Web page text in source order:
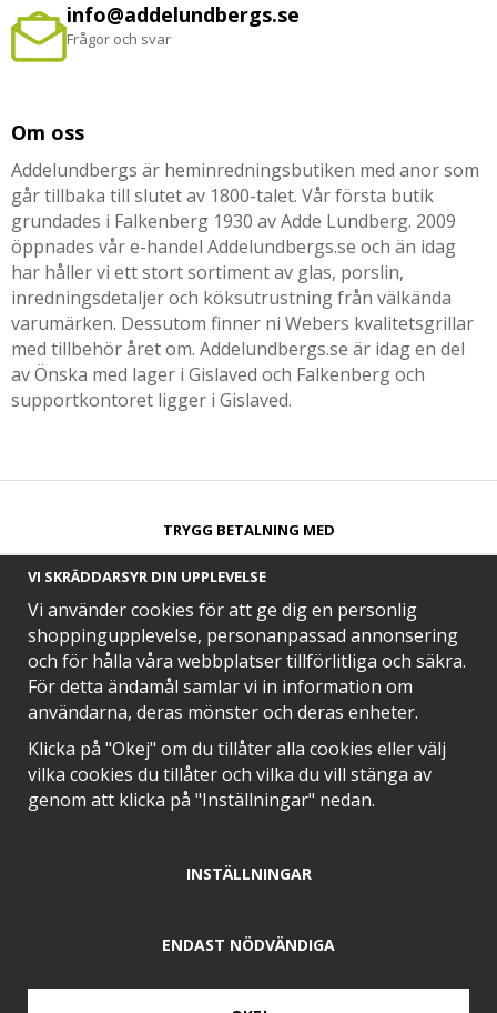
info@addelundbergs.se
Frågor och svar
Om oss
Addelundbergs är heminredningsbutiken med anor som
går tillbaka till slutet av 1800-talet. Vår första butik
grundades i Falkenberg 1930 av Adde Lundberg. 2009
öppnades vår e-handel Addelundbergs.se och än idag
har håller vi ett stort sortiment av glas, porslin,
inredningsdetaljer och köksutrustning från välkända
varumärken. Dessutom finner ni Webers kvalitetsgrillar
med tillbehör året om. Addelundbergs.se är idag en del
av Önska med lager i Gislaved och Falkenberg och
supportkontoret ligger i Gislaved.
TRYGG BETALNING MED​
SNABB LEVERANS MED
EN DEL AV
VI SKRÄDDARSYR DIN UPPLEVELSE
Vi använder cookies för att ge dig en personlig
shoppingupplevelse, personanpassad annonsering
och för hålla våra webbplatser tillförlitliga och säkra.
För detta ändamål samlar vi in information om
användarna, deras mönster och deras enheter.
Klicka på "Okej" om du tillåter alla cookies eller välj
vilka cookies du tillåter och vilka du vill stänga av
genom att klicka på "Inställningar" nedan.
INSTÄLLNINGAR
ENDAST NÖDVÄNDIGA